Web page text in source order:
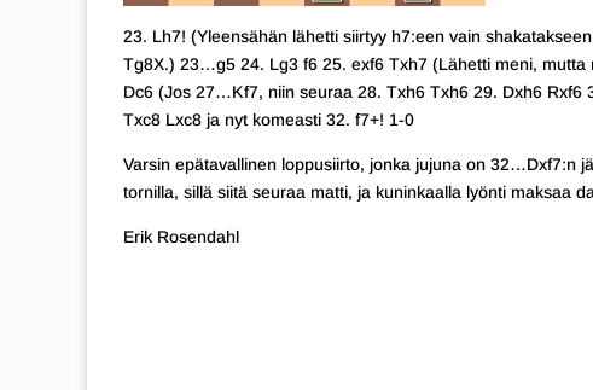
23. Lh7! (Yleensähän lähetti siirtyy h7:een vain
Tg8X.) 23…g5 24. Lg3 f6 25. exf6 Txh7 (Lähetti meni,
Dc6 (Jos 27…Kf7, niin seuraa 28. Txh6 Txh6 29. Dxh6 Rxf6
Txc8 Lxc8 ja nyt komeasti 32. f7+! 1-0
Varsin epätavallinen loppusiirto, jonka jujuna on 32…Dxf7:n
tornilla, sillä siitä seuraa matti, ja kuninkaalla lyönti maksaa
Erik Rosendahl